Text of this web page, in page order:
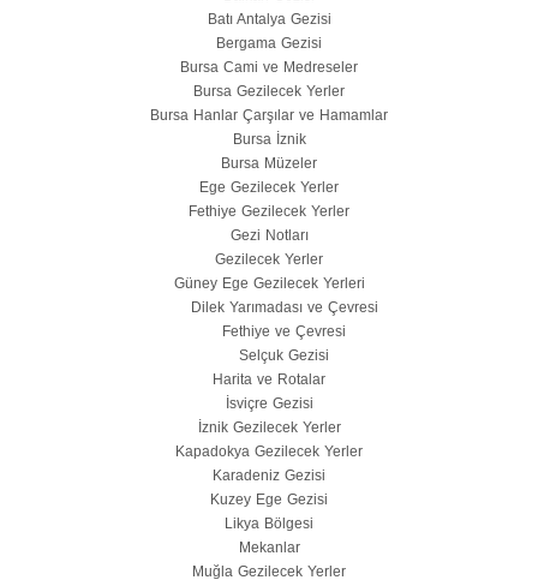
Batı Antalya Gezisi
Bergama Gezisi
Bursa Cami ve Medreseler
Bursa Gezilecek Yerler
Bursa Hanlar Çarşılar ve Hamamlar
Bursa İznik
Bursa Müzeler
Ege Gezilecek Yerler
Fethiye Gezilecek Yerler
Gezi Notları
Gezilecek Yerler
Güney Ege Gezilecek Yerleri
Dilek Yarımadası ve Çevresi
Fethiye ve Çevresi
Selçuk Gezisi
Harita ve Rotalar
İsviçre Gezisi
İznik Gezilecek Yerler
Kapadokya Gezilecek Yerler
Karadeniz Gezisi
Kuzey Ege Gezisi
Likya Bölgesi
Mekanlar
Muğla Gezilecek Yerler